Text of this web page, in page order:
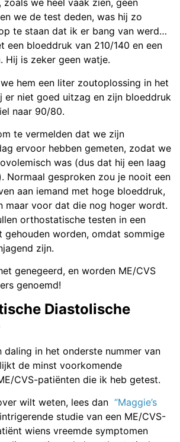
zoals we heel vaak zien, geen
we de test deden, was hij zo
te staan dat ik er bang van werd…
een bloeddruk van 210/140 en een
Hij is zeker geen watje.
hem een liter zoutoplossing in het
er niet goed uitzag en zijn bloeddruk
naar 90/80.
te vermelden dat we zijn
ervoor hebben gemeten, zodat we
was (dus dat hij een laag
Normaal gesproken zou je nooit een
aan iemand met hoge bloeddruk,
maar voor dat die nog hoger wordt.
orthostatische testen in een
gehouden worden, omdat sommige
zijn.
genegeerd, en worden ME/CVS
genoemd!
Diastolische
in het onderste nummer van
de minst voorkomende
CVS-patiënten die ik heb getest.
wilt weten, lees dan “Maggie’s
intrigerende studie van een ME/CVS-
wiens vreemde symptomen